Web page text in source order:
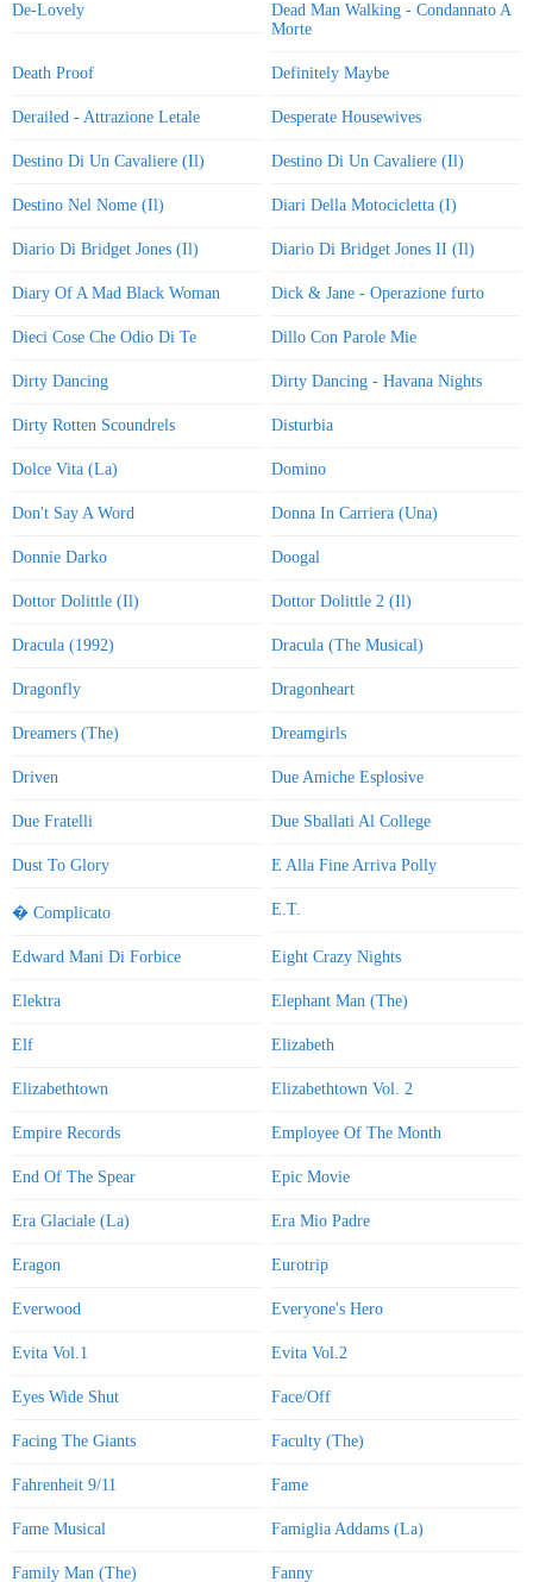
De-Lovely
Dead Man Walking - Condannato A
Morte
Death Proof Definitely Maybe
Derailed - Attrazione Letale Desperate Housewives
Destino Di Un Cavaliere (Il) Destino Di Un Cavaliere (Il)
Destino Nel Nome (Il) Diari Della Motocicletta (I)
Diario Di Bridget Jones (Il) Diario Di Bridget Jones II (Il)
Diary Of A Mad Black Woman Dick & Jane - Operazione furto
Dieci Cose Che Odio Di Te Dillo Con Parole Mie
Dirty Dancing Dirty Dancing - Havana Nights
Dirty Rotten Scoundrels Disturbia
Dolce Vita (La) Domino
Don't Say A Word Donna In Carriera (Una)
Donnie Darko Doogal
Dottor Dolittle (Il) Dottor Dolittle 2 (Il)
Dracula (1992) Dracula (The Musical)
Dragonfly Dragonheart
Dreamers (The) Dreamgirls
Driven Due Amiche Esplosive
Due Fratelli Due Sballati Al College
Dust To Glory E Alla Fine Arriva Polly
� Complicato E.T.
Edward Mani Di Forbice Eight Crazy Nights
Elektra Elephant Man (The)
Elf Elizabeth
Elizabethtown Elizabethtown Vol. 2
Empire Records Employee Of The Month
End Of The Spear Epic Movie
Era Glaciale (La) Era Mio Padre
Eragon Eurotrip
Everwood Everyone's Hero
Evita Vol.1 Evita Vol.2
Eyes Wide Shut Face/Off
Facing The Giants Faculty (The)
Fahrenheit 9/11 Fame
Fame Musical Famiglia Addams (La)
Family Man (The) Fanny